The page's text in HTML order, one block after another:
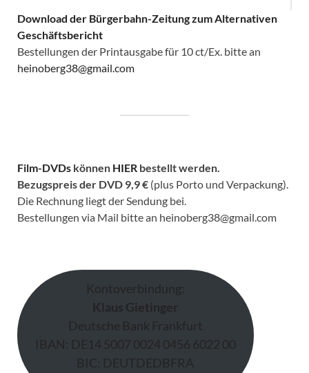
Download der Bürgerbahn-Zeitung zum Alternativen
Geschäftsbericht
Bestellungen der Printausgabe für 10 ct/Ex. bitte an
heinoberg38@gmail.com
Film-DVDs können HIER bestellt werden.
Bezugspreis der DVD 9,9 € (plus Porto und Verpackung).
Die Rechnung liegt der Sendung bei.
Bestellungen via Mail bitte an heinoberg38@gmail.com
Kontoverbindung:
Klaus Gietinger
Deutsche Bank Frankfurt
IBAN: DE14 5007 0024 0456 6022 00
BIC: DEUTDEDBFRA